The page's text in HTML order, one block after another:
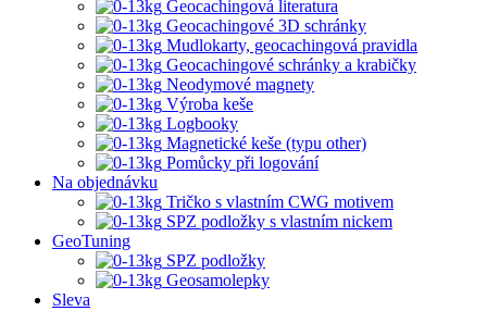
Geocachingová literatura
Geocachingové 3D schránky
Mudlokarty, geocachingová pravidla
Geocachingové schránky a krabičky
Neodymové magnety
Výroba keše
Logbooky
Magnetické keše (typu other)
Pomůcky při logování
Na objednávku
Tričko s vlastním CWG motivem
SPZ podložky s vlastním nickem
GeoTuning
SPZ podložky
Geosamolepky
Sleva